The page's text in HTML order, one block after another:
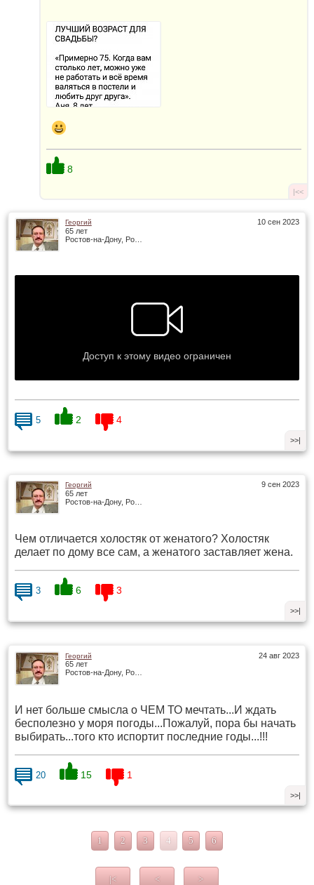
8
|<<
10 сен 2023
Георгий
65 лет
Ростов-на-Дону, Россия
5 2 4
>>|
9 сен 2023
Георгий
65 лет
Ростов-на-Дону, Россия
Чем отличается холостяк от женатого? Холостяк
делает по дому все сам, а женатого заставляет жена.
3 6 3
>>|
24 авг 2023
Георгий
65 лет
Ростов-на-Дону, Россия
И нет больше смысла о ЧЕМ ТО мечтать...И ждать
бесполезно у моря погоды...Пожалуй, пора бы начать
выбирать...того кто испортит последние годы...!!!
20 15 1
>>|
1 2 3 4 5 6
|< < >